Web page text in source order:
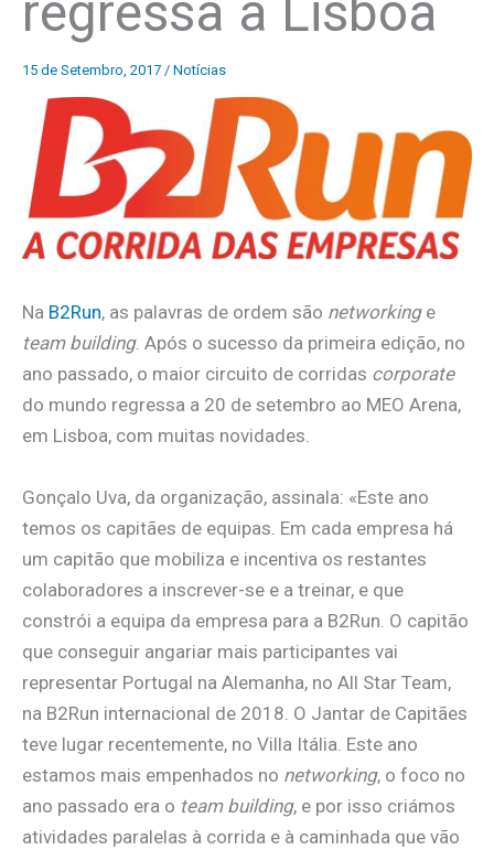
15 de Setembro, 2017 / Notícias
Na B2Run, as palavras de ordem são networkinge
team building. Após o sucesso da primeira edição, no
ano passado, o maior circuito de corridas corporate
do mundo regressa a 20 de setembro ao MEO Arena,
em Lisboa, com muitas novidades.
Gonçalo Uva, da organização, assinala: «Este ano
temos os capitães de equipas. Em cada empresa há
um capitão que mobiliza e incentiva os restantes
colaboradores a inscrever-se e a treinar, e que
constrói a equipa da empresa para a B2Run. O capitão
que conseguir angariar mais participantes vai
representar Portugal na Alemanha, no All Star Team,
na B2Run internacional de 2018. O Jantar de Capitães
teve lugar recentemente, no Villa Itália. Este ano
estamos mais empenhados no networking, o foco no
ano passado era o team building, e por isso criámos
atividades paralelas à corrida e à caminhada que vão